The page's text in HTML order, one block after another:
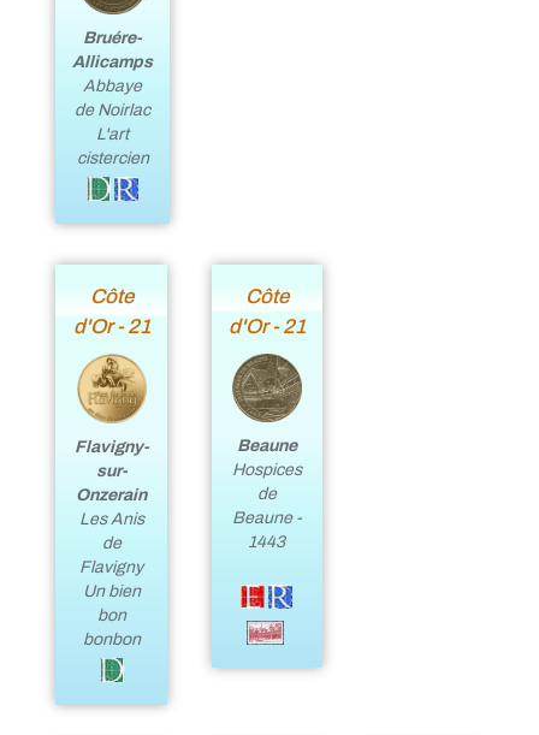
Bruére-
Allicamps
Abbaye
de Noirlac
L'art
cistercien
Côte
d'Or - 21
Flavigny-
sur-
Onzerain
Les Anis
de
Flavigny
Un bien
bon
bonbon
Côte
d'Or - 21
Beaune
Hospices
de
Beaune -
1443